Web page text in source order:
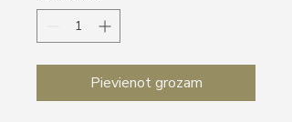
Pievienot grozam